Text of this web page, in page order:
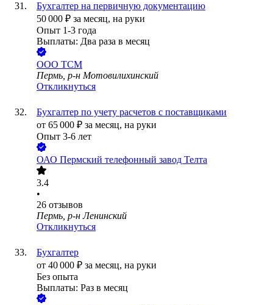
Бухгалтер на первичную документацию
50 000 ₽ за месяц, на руки
Опыт 1-3 года
Выплаты: Два раза в месяц
ООО ТСМ
Пермь, р-н Мотовилихинский
Откликнуться
Бухгалтер по учету расчетов с поставщиками
от 65 000 ₽ за месяц, на руки
Опыт 3-6 лет
ОАО Пермский телефонный завод Телта
3.4
•
26 отзывов
Пермь, р-н Ленинский
Откликнуться
Бухгалтер
от 40 000 ₽ за месяц, на руки
Без опыта
Выплаты: Раз в месяц